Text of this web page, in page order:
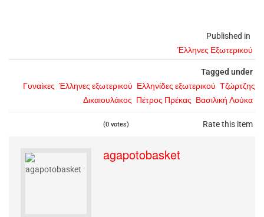
Published in
Έλληνες Εξωτερικού
Tagged under
Γυναίκες Έλληνες εξωτερικού Ελληνίδες εξωτερικού Τζώρτζης
Δικαιουλάκος Πέτρος Πρέκας Βασιλική Λούκα
Rate this item
(0 votes)
agapotobasket